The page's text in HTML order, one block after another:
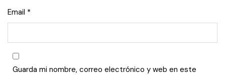
Email *
Guarda mi nombre, correo electrónico y web en este